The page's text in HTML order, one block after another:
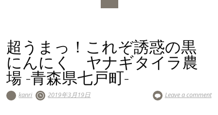
超うまっ！これぞ誘惑の黒
にんにく ヤナギタイラ農
場 -青森県七戸町-
kanri 2019年3月19日 Leave a comment